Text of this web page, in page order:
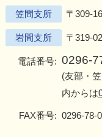
笠間支所 〒309-
岩間支所 〒319-
電話番号: 0296-
(友部・
内からは
FAX番号: 0296-78-